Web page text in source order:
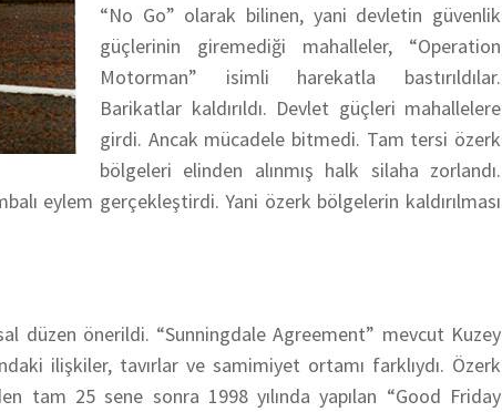
“No Go” olarak bilinen, yani devletin güvenlik
güçlerinin giremediği mahalleler, “Operation
Motorman” isimli harekatla bastırıldılar.
Barikatlar kaldırıldı. Devlet güçleri mahallelere
girdi. Ancak mücadele bitmedi. Tam tersi özerk
bölgeleri elinden alınmış halk silaha zorlandı.
eylem gerçekleştirdi. Yani özerk bölgelerin kaldırılması
düzen önerildi. “Sunningdale Agreement” mevcut Kuzey
ilişkiler, tavırlar ve samimiyet ortamı farklıydı. Özerk
tam 25 sene sonra 1998 yılında yapılan “Good Friday